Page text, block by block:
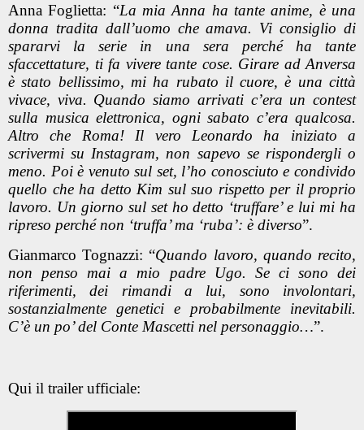
Anna Foglietta: “La mia Anna ha tante anime, è una
donna tradita dall’uomo che amava. Vi consiglio di
spararvi la serie in una sera perché ha tante
sfaccettature, ti fa vivere tante cose. Girare ad Anversa
è stato bellissimo, mi ha rubato il cuore, è una città
vivace, viva. Quando siamo arrivati c’era un contest
sulla musica elettronica, ogni sabato c’era qualcosa.
Altro che Roma! Il vero Leonardo ha iniziato a
scrivermi su Instagram, non sapevo se rispondergli o
meno. Poi è venuto sul set, l’ho conosciuto e condivido
quello che ha detto Kim sul suo rispetto per il proprio
lavoro. Un giorno sul set ho detto ‘truffare’ e lui mi ha
ripreso perché non ‘truffa’ ma ‘ruba’: è diverso”.
Gianmarco Tognazzi: “Quando lavoro, quando recito,
non penso mai a mio padre Ugo. Se ci sono dei
riferimenti, dei rimandi a lui, sono involontari,
sostanzialmente genetici e probabilmente inevitabili.
C’è un po’ del Conte Mascetti nel personaggio…”.
Qui il trailer ufficiale: